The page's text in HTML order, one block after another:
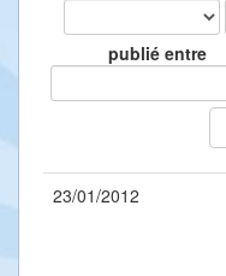
publié entre
23/01/2012